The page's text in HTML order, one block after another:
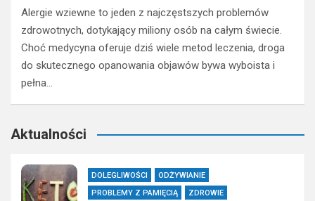
Alergie wziewne to jeden z najczęstszych problemów
zdrowotnych, dotykający miliony osób na całym świecie.
Choć medycyna oferuje dziś wiele metod leczenia, droga
do skutecznego opanowania objawów bywa wyboista i
pełna…
Aktualności
DOLEGLIWOŚCI
ODŻYWIANIE
PROBLEMY Z PAMIĘCIĄ
ZDROWIE